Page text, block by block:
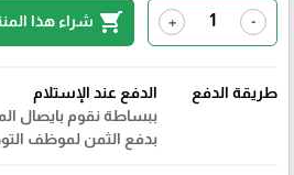
-
+
shopping_cart شراء هذا
طريقة الدفع
الدفع عند الإستلام
ببساطة نقوم بايصال
بدفع الثمن لموظف